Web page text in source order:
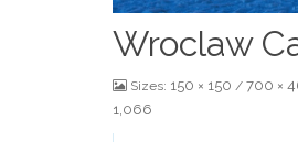
Wroclaw
Sizes: 150 × 150 / 700 ×
1,066